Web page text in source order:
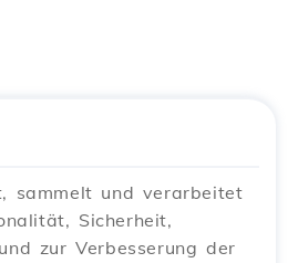
sammelt und verarbeitet
Sicherheit,
zur Verbesserung der